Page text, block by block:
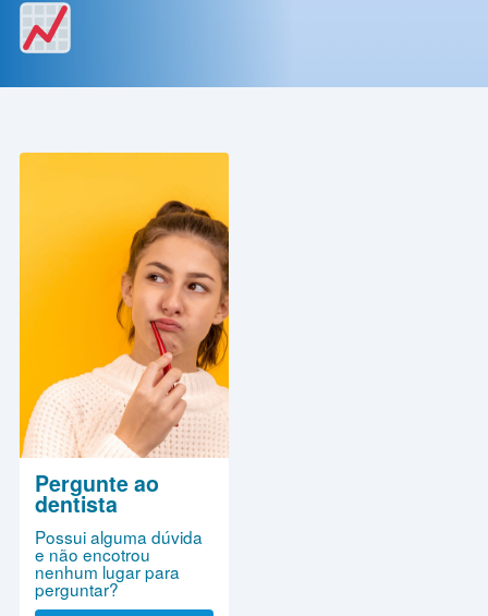
Contato
Política
Pergunte ao
dentista
Possui alguma dúvida
e não encotrou
nenhum lugar para
perguntar?